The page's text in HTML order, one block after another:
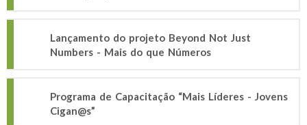
Lançamento do projeto Beyond Not Just
Numbers - Mais do que Números
Programa de Capacitação “Mais Líderes - Jovens
Cigan@s”